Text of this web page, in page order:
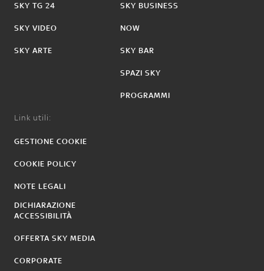
SKY TG 24
SKY VIDEO
SKY ARTE
SKY BUSINESS
NOW
SKY BAR
SPAZI SKY
PROGRAMMI
Link utili:
GESTIONE COOKIE
COOKIE POLICY
NOTE LEGALI
DICHIARAZIONE
ACCESSIBILITÀ
OFFERTA SKY MEDIA
CORPORATE